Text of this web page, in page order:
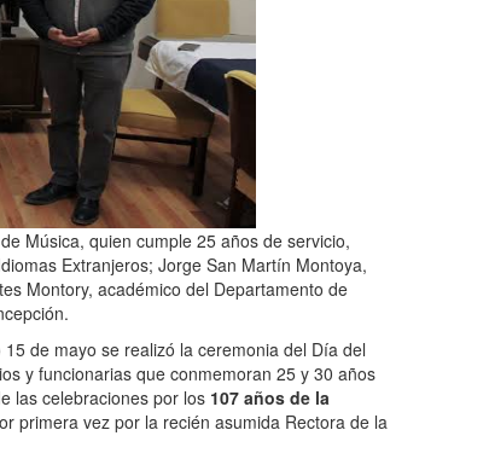
Música, quien cumple 25 años de servicio,
Extranjeros; Jorge San Martín Montoya,
Montory, académico del Departamento de
de mayo se realizó la ceremonia del Día del
y funcionarias que conmemoran 25 y 30 años
las celebraciones por los 107 años de la
primera vez por la recién asumida Rectora de la